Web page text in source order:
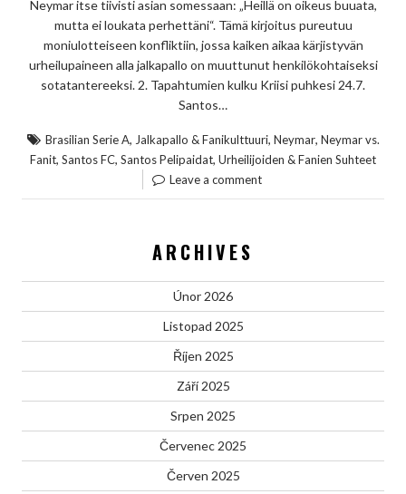
Neymar itse tiivisti asian somessaan: „Heillä on oikeus buuata,
mutta ei loukata perhettäni“. Tämä kirjoitus pureutuu
moniulotteiseen konfliktiin, jossa kaiken aikaa kärjistyvän
urheilupaineen alla jalkapallo on muuttunut henkilökohtaiseksi
sotatantereeksi. 2. Tapahtumien kulku Kriisi puhkesi 24.7.
Santos…
Brasilian Serie A, Jalkapallo & Fanikulttuuri, Neymar, Neymar vs.
Fanit, Santos FC, Santos Pelipaidat, Urheilijoiden & Fanien Suhteet
Leave a comment
ARCHIVES
Únor 2026
Listopad 2025
Říjen 2025
Září 2025
Srpen 2025
Červenec 2025
Červen 2025